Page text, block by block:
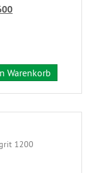
Warenkorb